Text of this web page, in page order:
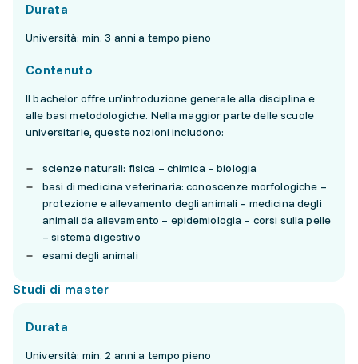
Durata
Università: min. 3 anni a tempo pieno
Contenuto
Il bachelor offre un’introduzione generale alla disciplina e
alle basi metodologiche. Nella maggior parte delle scuole
universitarie, queste nozioni includono:
scienze naturali: fisica – chimica – biologia
basi di medicina veterinaria: conoscenze morfologiche –
protezione e allevamento degli animali – medicina degli
animali da allevamento – epidemiologia – corsi sulla pelle
– sistema digestivo
esami degli animali
Studi di master
Durata
Università: min. 2 anni a tempo pieno